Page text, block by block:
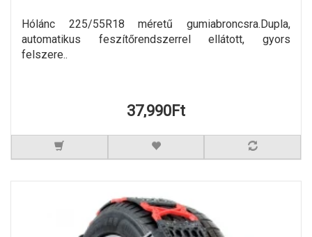
Hólánc 225/55R18 méretű gumiabroncsra.Dupla,
automatikus feszítőrendszerrel ellátott, gyors
felszere..
37,990Ft